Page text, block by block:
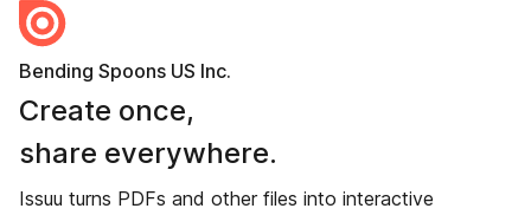
Bending Spoons US Inc.
Create once,
share everywhere.
Issuu turns PDFs and other files into interactive